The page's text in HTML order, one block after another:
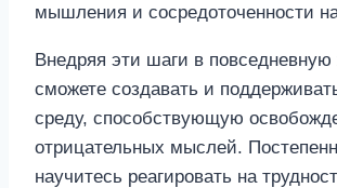
мышления и сосредоточенности
Внедряя эти шаги в
сможете создавать и
среду, способствующую
отрицательных мыслей.
научитесь реагировать на